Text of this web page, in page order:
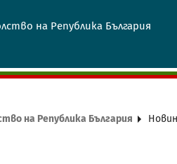
на Република България
на Република България